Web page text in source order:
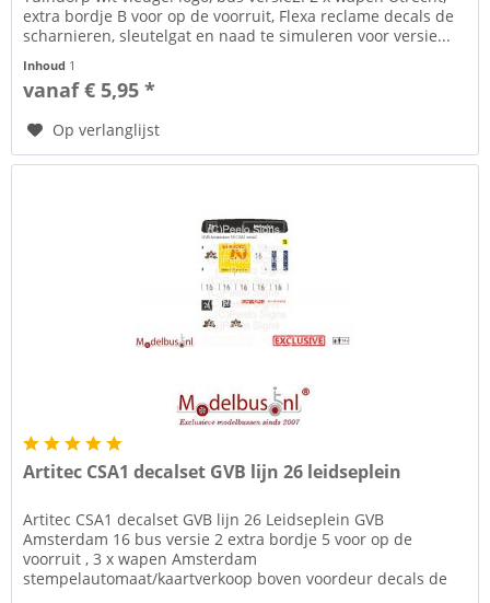
extra bordje B voor op de voorruit, Flexa reclame decals de
scharnieren, sleutelgat en naad te simuleren voor versie...
Inhoud 1
vanaf € 5,95 *
Op verlanglijst
Artitec CSA1 decalset GVB lijn 26 leidseplein
Artitec CSA1 decalset GVB lijn 26 Leidseplein GVB
Amsterdam 16 bus versie 2 extra bordje 5 voor op de
voorruit , 3 x wapen Amsterdam
stempelautomaat/kaartverkoop boven voordeur decals de